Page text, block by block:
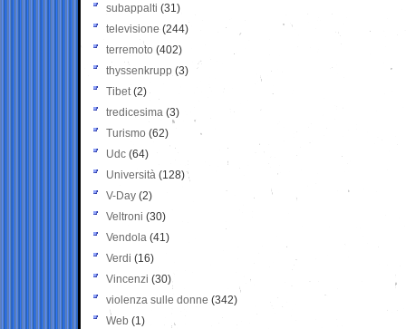
subappalti (31)
televisione(244)
terremoto (402)
thyssenkrupp (3)
Tibet(2)
tredicesima (3)
Turismo (62)
Udc (64)
Università (128)
V-Day (2)
Veltroni (30)
Vendola (41)
Verdi (16)
Vincenzi (30)
violenza sulle donne (342)
Web (1)